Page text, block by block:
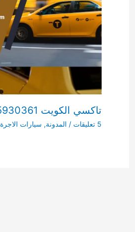
تاكسي الكويت 65930361
5 تعليقات / المدونة, سيارات الاجرة